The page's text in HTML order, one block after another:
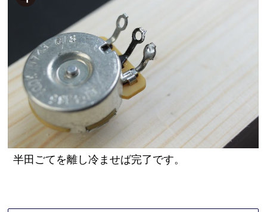
半田ごてを離し冷ませば完了です。